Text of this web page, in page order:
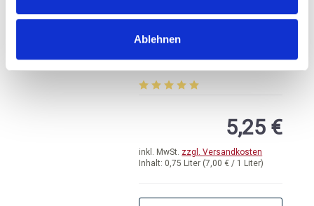
Ablehnen
Supernatural Rosé,
QbA Pfalz
Inhalt: 0,75 Liter (7,00 € / 1 Liter)
inkl. MwSt. zzgl. Versandkosten
5,25 €